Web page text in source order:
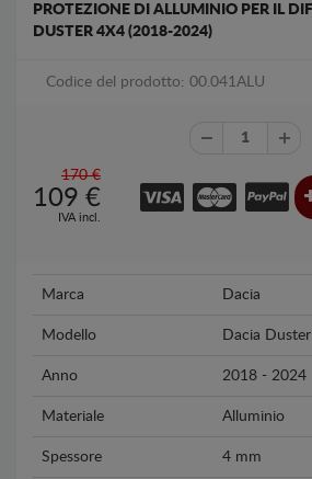
PROTEZIONE DI ALLUMINIO PER IL
DUSTER 4X4 (2018-2024)
Codice del prodotto: 00.041ALU
170 €
109 €
IVA incl.
Marca Dacia
Modello Dacia Duster
Anno 2018 - 2024
Materiale Alluminio
Spessore 4 mm